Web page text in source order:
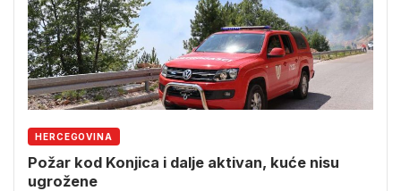
HERCEGOVINA
Požar kod Konjica i dalje aktivan, kuće nisu
ugrožene